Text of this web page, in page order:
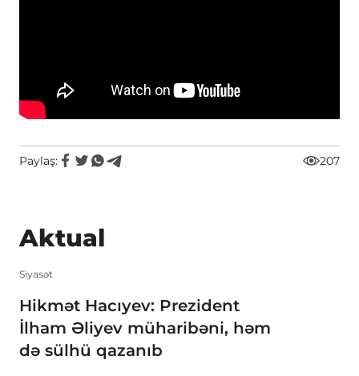
Paylaş: 207
Aktual
Siyasət
Hikmət Hacıyev: Prezident
İlham Əliyev müharibəni, həm
də sülhü qazanıb